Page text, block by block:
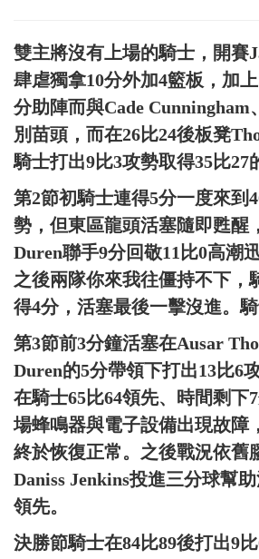
雙主將沒有上場的騎士，開賽
肆虐獨拿10分外加4籃板，加
分助陣而與Cade Cunningham
別苗頭，而在26比24後板凳
騎士打出9比3攻勢取得35比27
第2節初騎士連得5分一度來到
勢，但東區龍頭活塞隨即甦醒
Duren聯手9分回敬11比0高潮
之後兩隊你來我往僵持不下，
得4分，活塞最後一擊沒進。騎
第3節前3分鐘活塞在Ausar
Duren的5分帶領下打出13比6
在騎士65比64領先、時間剩下
場蜂鳴器與電子設備出現故障
終於恢復正常。之後戰況依舊
Daniss Jenkins投進三分球幫
領先。
決勝節騎士在84比89後打出9